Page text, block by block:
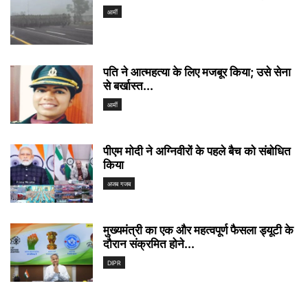
आर्मी
पति ने आत्महत्या के लिए मजबूर किया; उसे सेना
से बर्खास्त...
आर्मी
पीएम मोदी ने अग्निवीरों के पहले बैच को संबोधित
किया
अजब गजब
मुख्यमंत्री का एक और महत्वपूर्ण फैसला ड्यूटी के
दौरान संक्रमित होने...
DIPR